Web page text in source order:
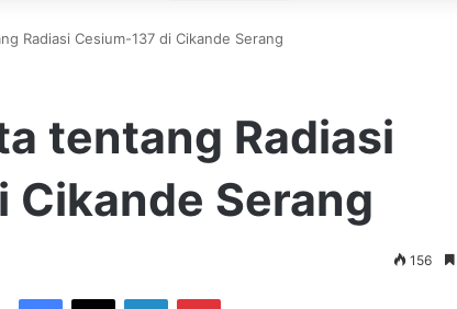
Radiasi Cesium-137 di Cikande Serang
tentang Radiasi
Cikande Serang
156
Facebook
X LinkedInPinterest